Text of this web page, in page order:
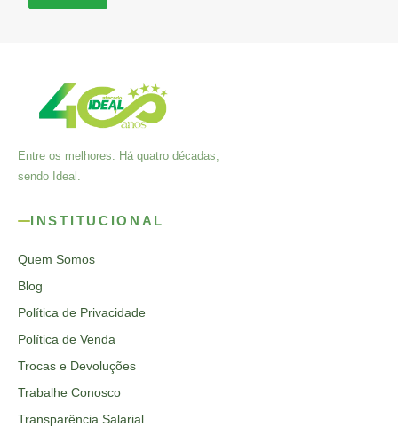
Entre os melhores. Há quatro décadas,
sendo Ideal.
INSTITUCIONAL
Quem Somos
Blog
Política de Privacidade
Política de Venda
Trocas e Devoluções
Trabalhe Conosco
Transparência Salarial